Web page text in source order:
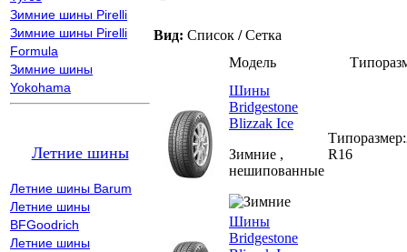
Зимние шины Pirelli
Зимние шины Pirelli
Formula
Зимние шины
Yokohama
Летние шины
Летние шины Barum
Летние шины
BFGoodrich
Летние шины
Вид: Список / Сетка
Модель
Шины
Bridgestone
Blizzak Ice
Зимние ,
нешипованные
Типоразмер:
R16
Шины
Bridgestone